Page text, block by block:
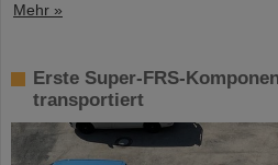
Mehr »
Erste Super-FRS-
transportiert